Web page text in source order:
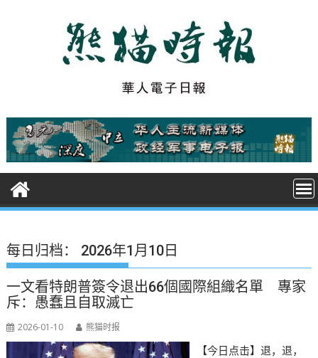
t
每日归档： 2026年1月10日
一文看特朗普簽令退出66個國際組織名單 專家
斥：愚蠢且自取滅亡
2026-01-10 熊猫时报
【今日点击】退，退，